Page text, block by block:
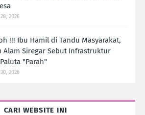
2026
!!! Ibu Hamil di Tandu Masyarakat,
Alam Siregar Sebut Infrastruktur
"Parah"
2026
CARI WEBSITE INI